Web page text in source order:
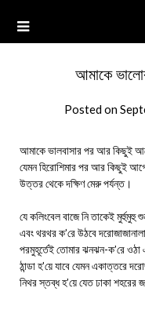
আমাকে
Posted on
আমাকে ভালবাসার পর আর কিছুই
যেমন হিরোশিমার পর আর কিছুই
উত্তর থেকে দক্ষিণ মেরু পর্যন্ত।
যে কলিংবেল বাজে নি তাকেই
এবং থরথর ক’রে উঠবে
পরমুহূর্তেই তোমার ঝনঝন-ক’রে
ঠান্ডা হ’য়ে যাবে যেমন একাত্তরে
নিথর স্তব্ধ হ’য়ে যেত ঢাকা শহরের